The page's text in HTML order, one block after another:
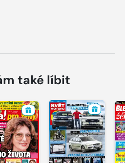
také líbit